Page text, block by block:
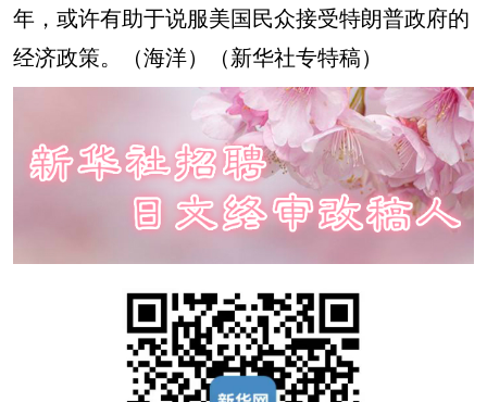
年，或许有助于说服美国民众接受特朗普政府的
经济政策。（海洋）（新华社专特稿）